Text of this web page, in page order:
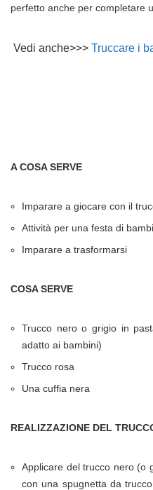
perfetto anche per completare
Vedi anche>>> Truccare i
A COSA SERVE
Imparare a giocare con il
Attività per una festa di
Imparare a trasformarsi
COSA SERVE
Trucco nero o grigio in
adatto ai bambini)
Trucco rosa
Una cuffia nera
REALIZZAZIONE DEL
Applicare del trucco nero (o
con una spugnetta da